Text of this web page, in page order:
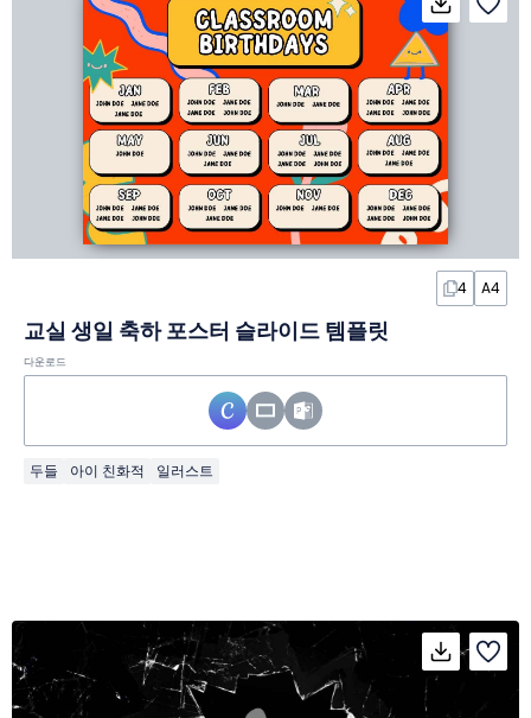
4 A4
교실 생일 축하 포스터 슬라이드 템플릿
다운로드
두들 아이 친화적 일러스트